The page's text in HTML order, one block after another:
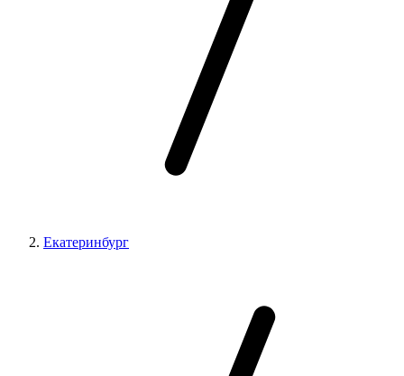
Екатеринбург